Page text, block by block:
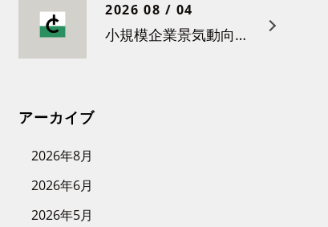
2026 08 / 04
小規模企業景気動向調査（令和８年３月）結果について
アーカイブ
2026年8月
2026年6月
2026年5月